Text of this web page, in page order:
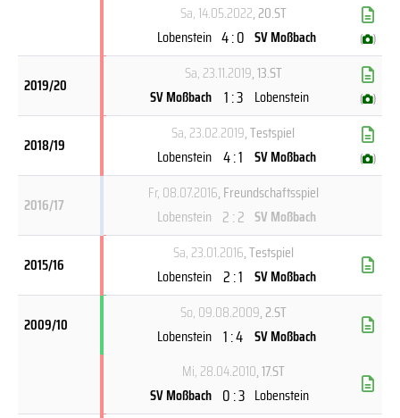
Sa, 14.05.2022, 20.ST
Lobenstein 4 : 0 SV Moßbach ( )
2019/20
Sa, 23.11.2019, 13.ST
SV Moßbach 1 : 3 Lobenstein ( )
2018/19
Sa, 23.02.2019, Testspiel
Lobenstein 4 : 1 SV Moßbach ( )
2016/17
Fr, 08.07.2016, Freundschaftsspiel
Lobenstein 2 : 2 SV Moßbach
2015/16
Sa, 23.01.2016, Testspiel
Lobenstein 2 : 1 SV Moßbach
2009/10
So, 09.08.2009, 2.ST
Lobenstein 1 : 4 SV Moßbach
Mi, 28.04.2010, 17.ST
SV Moßbach 0 : 3 Lobenstein